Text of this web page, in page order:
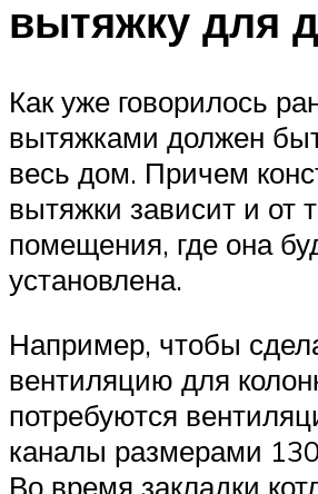
вытяжку для
Как уже говорилось
вытяжками должен
весь дом. Причем
вытяжки зависит и от
помещения, где она
установлена.
Например, чтобы
вентиляцию для
потребуются
каналы размерами
Во время закладки